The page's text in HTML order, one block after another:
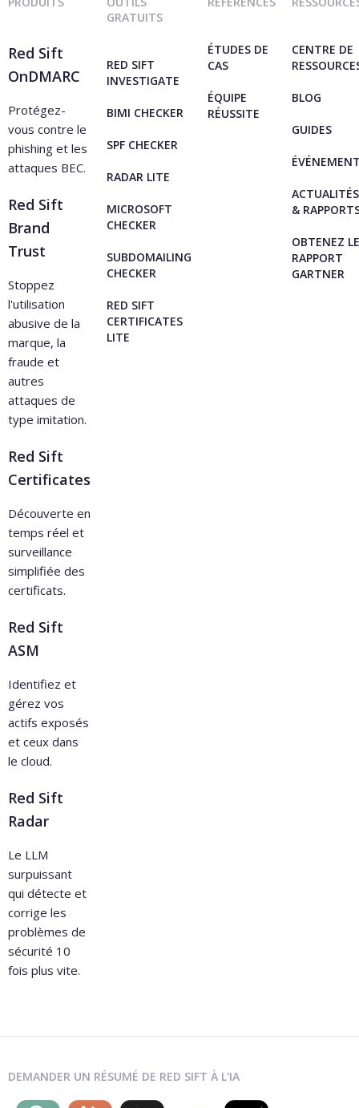
Utilisez Radar complet
Radarlorsque vous
souhaitez une analyse plus approfondie
et continue de votre environnement.
Radar se connecte directement à vos
applications Red Sift, lui permettant de
comprendre le contexte spécifique de
votre configuration. Cela rend possible
des investigations en plusieurs étapes,
des conseils personnalisés et une
amélioration continue dans le temps.
Red Sift
OnDMARC
Protégez-
vous contre le
phishing et les
attaques BEC.
Red Sift
Brand
Trust
Stoppez
l'utilisation
abusive de la
marque, la
fraude et
autres
attaques de
type imitation.
Red Sift
Certificates
Découverte en
temps réel et
surveillance
simplifiée des
certificats.
Red Sift
ASM
Identifiez et
gérez vos
actifs exposés
et ceux dans
le cloud.
Red Sift
Radar
Le LLM
surpuissant
qui détecte et
corrige les
problèmes de
sécurité 10
fois plus vite.
GRATUITS
RED SIFT
INVESTIGATE
BIMI CHECKER
SPF CHECKER
RADAR LITE
MICROSOFT
CHECKER
SUBDOMAILING
CHECKER
RED SIFT
CERTIFICATES
LITE
ÉTUDES DE
CAS
ÉQUIPE
RÉUSSITE
CENTRE DE
BLOG
GUIDES
ACTUALITÉS
&
OBTENEZ LE
RAPPORT
GARTNER
DEMANDER UN RÉSUMÉ DE RED SIFT À L'IA